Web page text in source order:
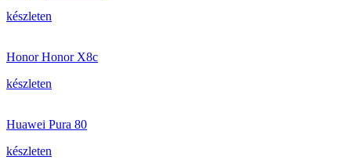
készleten
Honor Honor X8c
készleten
Huawei Pura 80
készleten